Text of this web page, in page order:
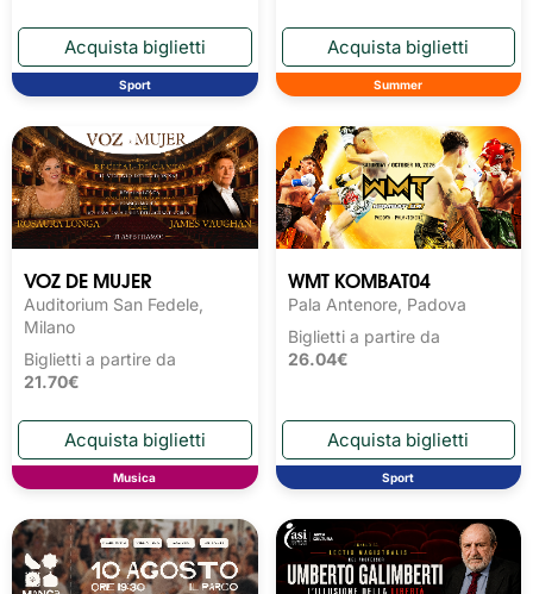
Sport Summer
VOZ DE MUJER
Auditorium San Fedele,
Milano
Biglietti a partire da
21.70€
Musica
WMT KOMBAT04
Pala Antenore, Padova
Biglietti a partire da
26.04€
Sport